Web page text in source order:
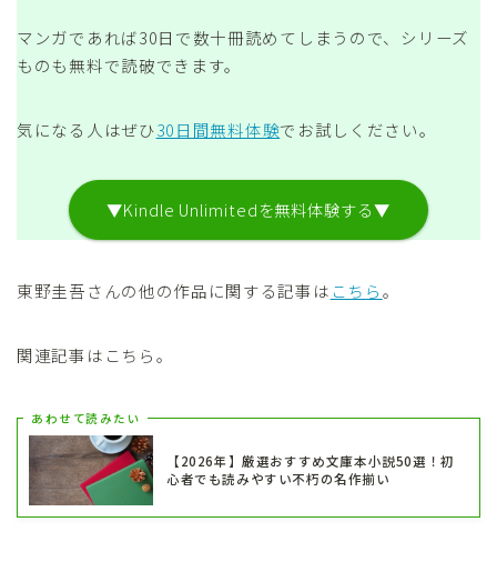
マンガであれば30日で数十冊読めてしまうので、シリーズ
ものも無料で読破できます。
気になる人はぜひ30日間無料体験でお試しください。
▼Kindle Unlimitedを無料体験する▼
東野圭吾さんの他の作品に関する記事は こちら。
関連記事はこちら。
あわせて読みたい
【2026年】厳選おすすめ文庫本小説50選！初
心者でも読みやすい不朽の名作揃い